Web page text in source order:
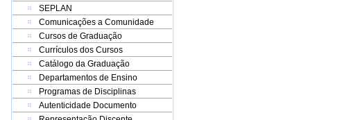
SEPLAN
Comunicações a Comunidade
Cursos de Graduação
Currículos dos Cursos
Catálogo da Graduação
Departamentos de Ensino
Programas de Disciplinas
Autenticidade Documento